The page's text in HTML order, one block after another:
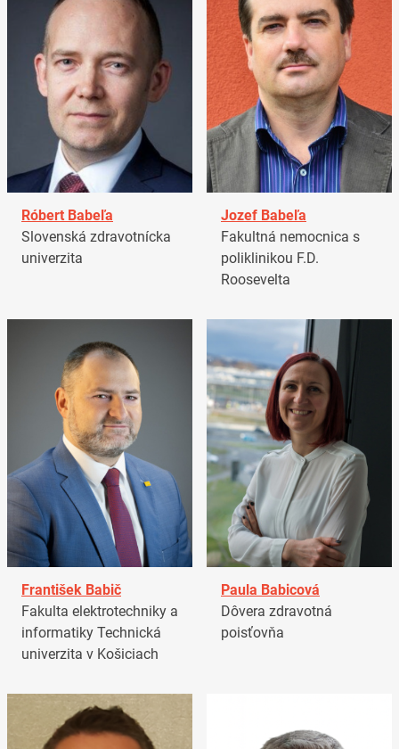
Róbert Babeľa
Slovenská zdravotnícka
univerzita
Jozef Babeľa
Fakultná nemocnica s
poliklinikou F.D.
Roosevelta
František Babič
Fakulta elektrotechniky a
informatiky Technická
univerzita v Košiciach
Paula Babicová
Dôvera zdravotná
poisťovňa